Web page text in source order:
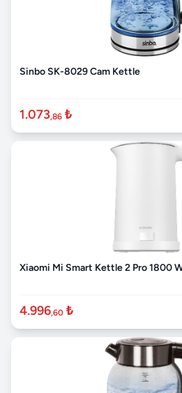
Sinbo SK-8029 Cam Kettle
1.073,86 ₺
Xiaomi Mi Smart Kettle 2 Pro 1800
4.996,60 ₺